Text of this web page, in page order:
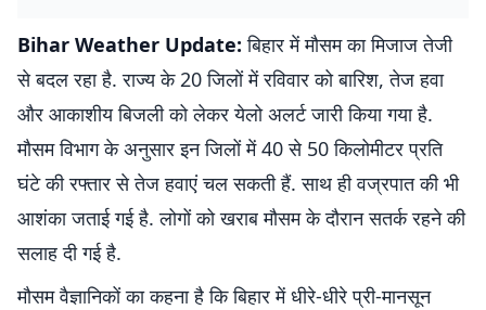
Bihar Weather Update: बिहार में मौसम का मिजाज तेजी
से बदल रहा है. राज्य के 20 जिलों में रविवार को बारिश, तेज हवा
और आकाशीय बिजली को लेकर येलो अलर्ट जारी किया गया है.
मौसम विभाग के अनुसार इन जिलों में 40 से 50 किलोमीटर प्रति
घंटे की रफ्तार से तेज हवाएं चल सकती हैं. साथ ही वज्रपात की भी
आशंका जताई गई है. लोगों को खराब मौसम के दौरान सतर्क रहने की
सलाह दी गई है.
मौसम वैज्ञानिकों का कहना है कि बिहार में धीरे-धीरे प्री-मानसून